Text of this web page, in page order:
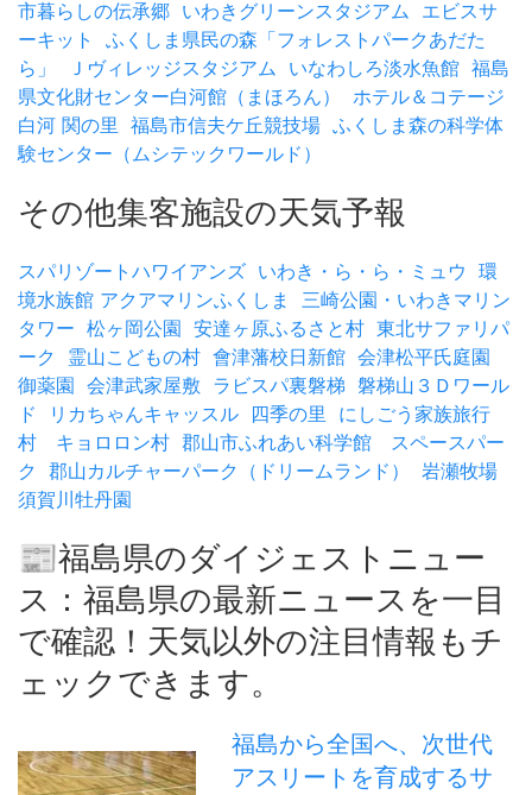
市暮らしの伝承郷 いわきグリーンスタジアム エビスサ
ーキット
ふくしま県民の森「フォレストパークあだた
ら」
Ｊヴィレッジスタジアム いなわしろ淡水魚館 福島
県文化財センター白河館（まほろん）
ホテル＆コテージ
白河 関の里 福島市信夫ケ丘競技場 ふくしま森の科学体
験センター（ムシテックワールド）
その他集客施設の天気予報
スパリゾートハワイアンズ いわき・ら・ら・ミュウ 環
境水族館 アクアマリンふくしま
三崎公園・いわきマリン
タワー 松ヶ岡公園 安達ヶ原ふるさと村 東北サファリパ
ーク
霊山こどもの村 會津藩校日新館 会津松平氏庭園
御薬園 会津武家屋敷 ラビスパ裏磐梯 磐梯山３Ｄワール
ド
リカちゃんキャッスル 四季の里
にしごう家族旅行
村 キョロロン村 郡山市ふれあい科学館 スペースパー
ク
郡山カルチャーパーク（ドリームランド）
岩瀬牧場
須賀川牡丹園
📰福島県のダイジェストニュー
ス：福島県の最新ニュースを一目
で確認！天気以外の注目情報もチ
ェックできます。
福島から全国へ、次世代
アスリートを育成するサ